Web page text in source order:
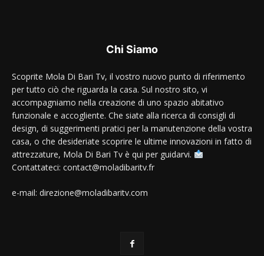
Chi Siamo
Scoprite Mola Di Bari Tv, il vostro nuovo punto di riferimento
per tutto ciò che riguarda la casa. Sul nostro sito, vi
accompagniamo nella creazione di uno spazio abitativo
funzionale e accogliente. Che siate alla ricerca di consigli di
design, di suggerimenti pratici per la manutenzione della vostra
casa, o che desideriate scoprire le ultime innovazioni in fatto di
attrezzature, Mola Di Bari Tv è qui per guidarvi.
Contattateci: contact@moladibaritv.fr
e-mail: direzione@moladibaritv.com